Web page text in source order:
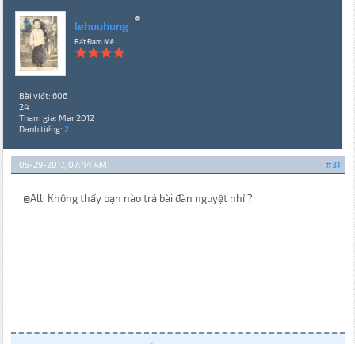
lehuuhung
Rất Đam Mê
Bài viết: 606
24
Tham gia: Mar 2012
Danh tiếng: 2
#31
05-29-2017, 07:44 AM
@All: Không thấy bạn nào trả bài đàn nguyệt nhỉ ?